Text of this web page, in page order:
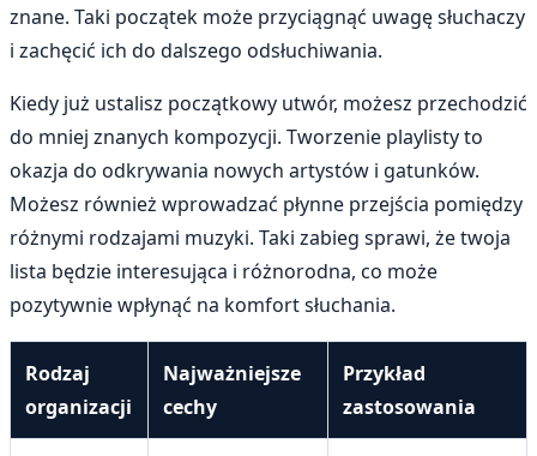
znane. Taki początek może przyciągnąć uwagę słuchaczy
i zachęcić ich do dalszego odsłuchiwania.
Kiedy już ustalisz początkowy utwór, możesz przechodzić
do mniej znanych kompozycji. Tworzenie playlisty to
okazja do odkrywania nowych artystów i gatunków.
Możesz również wprowadzać płynne przejścia pomiędzy
różnymi rodzajami muzyki. Taki zabieg sprawi, że twoja
lista będzie interesująca i różnorodna, co może
pozytywnie wpłynąć na komfort słuchania.
Rodzaj
organizacji
Najważniejsze
cechy
Przykład
zastosowania